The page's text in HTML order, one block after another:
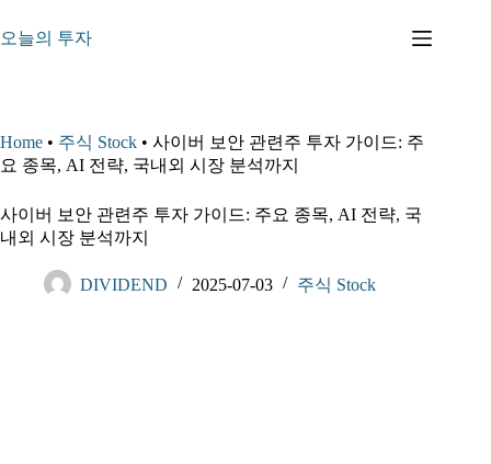
문
뛰
기
오늘의 투자
Home • 주식 Stock • 사이버 보안 관련주 투자 가이드: 주
요 종목, AI 전략, 국내외 시장 분석까지
사이버 보안 관련주 투자 가이드: 주요 종목, AI 전략, 국
내외 시장 분석까지
DIVIDEND 2025-07-03 주식 Stock